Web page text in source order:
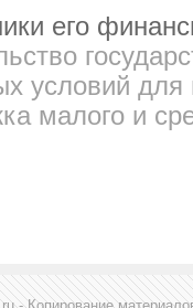
его
условий
малого и